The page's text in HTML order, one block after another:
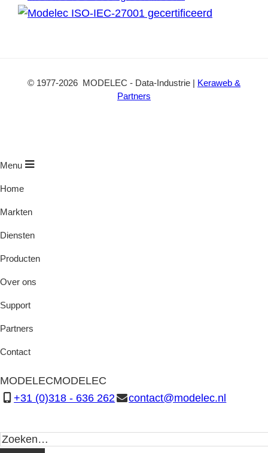
o
b
© 1977-2026 MODELEC - Data-Industrie | Keraweb &
Partners
Menu
Home
Markten
Diensten
Producten
Over ons
Support
Partners
Contact
MODELECMODELEC
+31 (0)318 - 636 262
contact@modelec.nl